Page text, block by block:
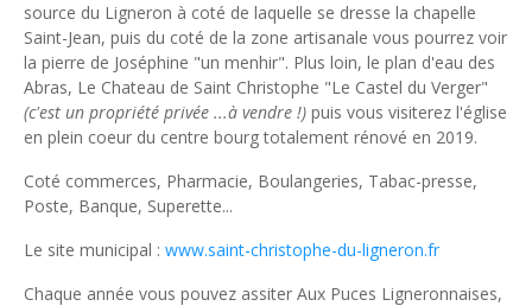
source du Ligneron à coté de laquelle se dresse la chapelle
Saint-Jean, puis du coté de la zone artisanale vous pourrez voir
la pierre de Joséphine "un menhir". Plus loin, le plan d'eau des
Abras, Le Chateau de Saint Christophe "Le Castel du Verger"
(c'est un propriété privée ...à vendre !) puis vous visiterez l'église
en plein coeur du centre bourg totalement rénové en 2019.
Coté commerces, Pharmacie, Boulangeries, Tabac-presse,
Poste, Banque, Superette...
Le site municipal : www.saint-christophe-du-ligneron.fr
Chaque année vous pouvez assiter Aux Puces Ligneronnaises,